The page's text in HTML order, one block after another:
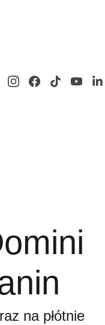
na płótnie